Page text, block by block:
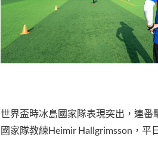
世界盃時冰島國家隊表現突出，連番
國家隊教練Heimir Hallgrimsson，